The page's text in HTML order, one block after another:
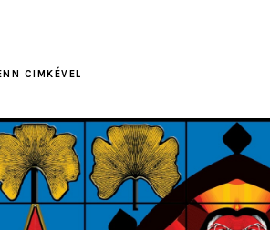
CIMKÉVEL